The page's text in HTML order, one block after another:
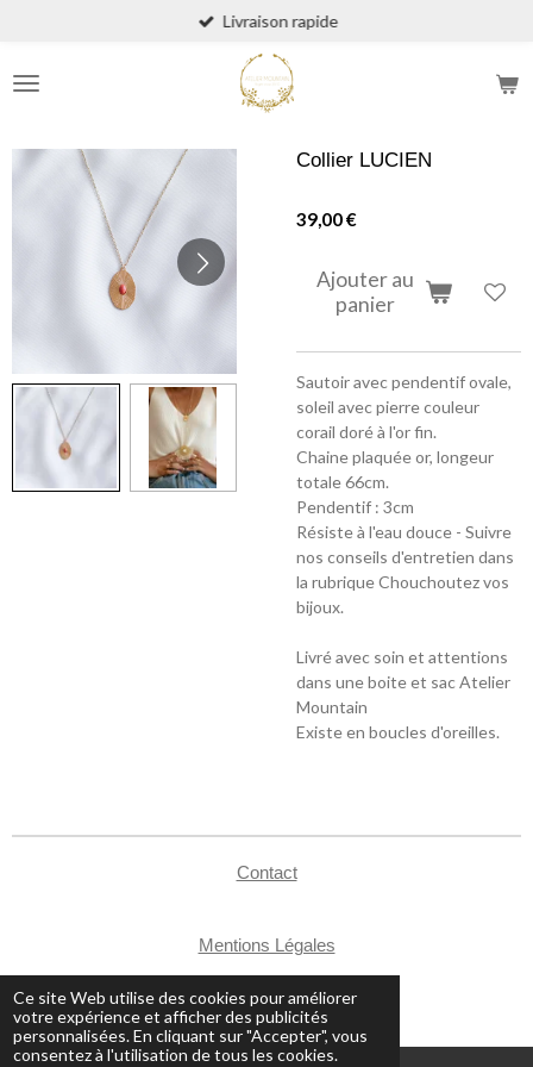
Ce site Web utilise des cookies pour améliorer
votre expérience et afficher des publicités
personnalisées. En cliquant sur "Accepter", vous
consentez à l'utilisation de tous les cookies.
contenu
principal
Livraison rapide
Collier LUCIEN
39,00 €
Ajouter au
panier
Sautoir avec pendentif ovale,
soleil avec pierre couleur
corail doré à l'or fin.
Chaine plaquée or, longeur
totale 66cm.
Pendentif : 3cm
Résiste à l'eau douce - Suivre
nos conseils d'entretien dans
la rubrique Chouchoutez vos
bijoux.
Livré avec soin et attentions
dans une boite et sac Atelier
Mountain
Existe en boucles d'oreilles.
Contact
Mentions Légales
© 2024 - 2026 Atelier Mountain